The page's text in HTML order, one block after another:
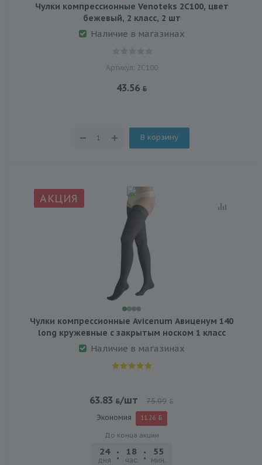
Чулки компрессионные Venoteks 2С100, цвет
бежевый, 2 класс, 2 шт
Наличие в магазинах
Артикул: 2С100
43.56
В корзину
АКЦИЯ
Чулки компрессионные Avicenum Авиценум 140
long кружевные с закрытым носком 1 класс
Наличие в магазинах
63.83 /шт 75.09
Экономия 11.26
До конца акции
24
дня
18
час.
55
мин.